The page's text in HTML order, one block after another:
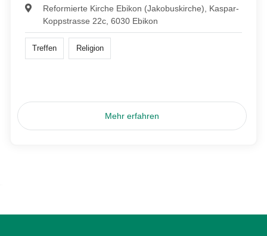
Reformierte Kirche Ebikon (Jakobuskirche), Kaspar-
Koppstrasse 22c, 6030 Ebikon
Treffen Religion
Mehr erfahren